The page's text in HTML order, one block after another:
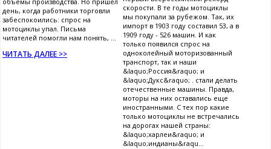
день, когда работники торговли
забеспокоились: спрос на
мотоциклы упал. Письма
читателей помогли нам понять, ...
ЧИТАТЬ ДАЛЕЕ >>
скорости. В те годы мотоциклы
мы покупали за рубежом. Так, их
импорт в 1903 году составил 53, а в
1909 году - 526 машин. И как
только появился спрос на
одноколейный моторизованный
транспорт, так и наши
&laquo;Россия&raquo; и
&laquo;Дукс&raquo; . стали делать
отечественные машины. Правда,
моторы на них оставались еще
иностранными. С тех пор какие
только мотоциклы не встречались
на дорогах нашей страны:
&laquo;харлеи&raquo; и
&laquo;индианы&raqu...